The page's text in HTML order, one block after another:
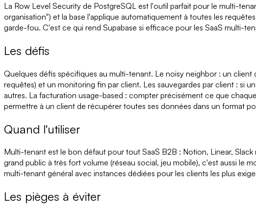
La Row Level Security de PostgreSQL est l'outil parfait pour le multi-
organisation") et la base l'applique automatiquement à toutes les
garde-fou. C'est ce qui rend Supabase si efficace pour les SaaS multi-
Les défis
Quelques défis spécifiques au multi-tenant. Le noisy neighbor : un
requêtes) et un monitoring fin par client. Les sauvegardes par client : si
autres. La facturation usage-based : compter précisément ce que
permettre à un client de récupérer toutes ses données dans un format
Quand l'utiliser
Multi-tenant est le bon défaut pour tout SaaS B2B : Notion, Linear,
grand public à très fort volume (réseau social, jeu mobile), c'est aussi le
multi-tenant général avec instances dédiées pour les clients les plus
Les pièges à éviter